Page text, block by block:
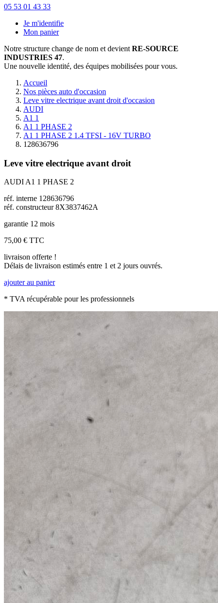
05 53 01 43 33
Je m'identifie
Mon panier
Notre structure change de nom et devient RE-SOURCE
INDUSTRIES 47.
Une nouvelle identité, des équipes mobilisées pour vous.
Accueil
Nos pièces auto d'occasion
Leve vitre electrique avant droit d'occasion
AUDI
A1 1
A1 1 PHASE 2
A1 1 PHASE 2 1.4 TFSI - 16V TURBO
128636796
Leve vitre electrique avant droit
AUDI A1 1 PHASE 2
réf. interne 128636796
réf. constructeur 8X3837462A
garantie 12 mois
75,00 € TTC
livraison offerte !
Délais de livraison estimés entre 1 et 2 jours ouvrés.
ajouter au panier
* TVA récupérable pour les professionnels